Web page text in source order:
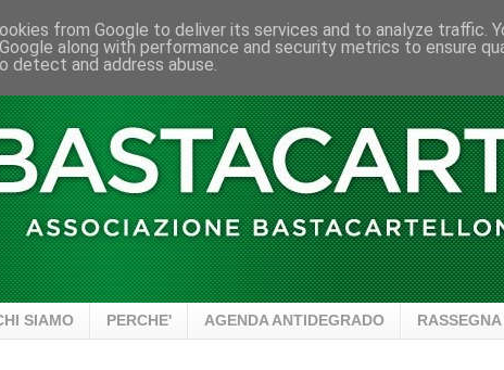
SIAMO PERCHE' AGENDA ANTIDEGRADO
from Google to deliver its services and to analyze traffic.
along with performance and security metrics to ensure
detect and address abuse.